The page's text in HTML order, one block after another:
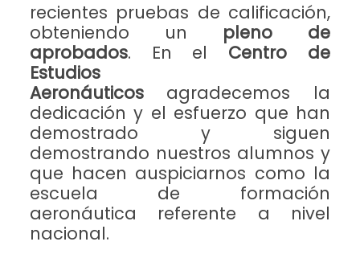
recientes pruebas de calificación,
obteniendo un pleno de
aprobados. En el Centro de
Estudios
Aeronáuticosagradecemos la
dedicación y el esfuerzo que han
demostrado y siguen
demostrando nuestros alumnos y
que hacen auspiciarnos como la
escuela de formación
aeronáutica referente a nivel
nacional.